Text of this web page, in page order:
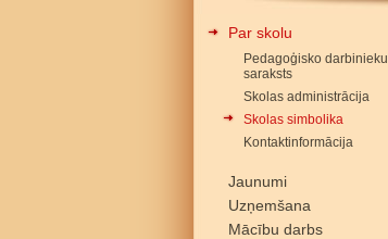
Par skolu
Pedagoģisko darbinieku
saraksts
Skolas administrācija
Skolas simbolika
Kontaktinformācija
Jaunumi
Uzņemšana
Mācību darbs